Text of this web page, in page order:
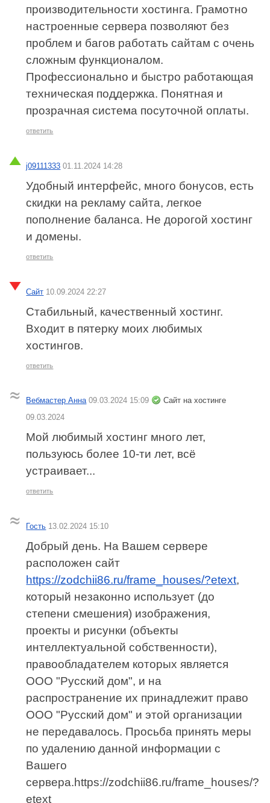
производительности хостинга. Грамотно
настроенные сервера позволяют без
проблем и багов работать сайтам с очень
сложным функционалом.
Профессионально и быстро работающая
техническая поддержка. Понятная и
прозрачная система посуточной оплаты.
ответить
j09111333 01.11.2024 14:28
Удобный интерфейс, много бонусов, есть
скидки на рекламу сайта, легкое
пополнение баланса. Не дорогой хостинг
и домены.
ответить
Сайт 10.09.2024 22:27
Стабильный, качественный хостинг.
Входит в пятерку моих любимых
хостингов.
ответить
Вебмастер Анна 09.03.2024 15:09
Сайт на хостинге
09.03.2024
Мой любимый хостинг много лет,
пользуюсь более 10-ти лет, всё
устраивает...
ответить
Гость 13.02.2024 15:10
Добрый день. На Вашем сервере
расположен сайт
https://zodchii86.ru/frame_houses/?etext,
который незаконно использует (до
степени смешения) изображения,
проекты и рисунки (объекты
интеллектуальной собственности),
правообладателем которых является
ООО "Русский дом", и на
распространение их принадлежит право
ООО "Русский дом" и этой организации
не передавалось. Просьба принять меры
по удалению данной информации с
Вашего
сервера.https://zodchii86.ru/frame_houses/?
etext